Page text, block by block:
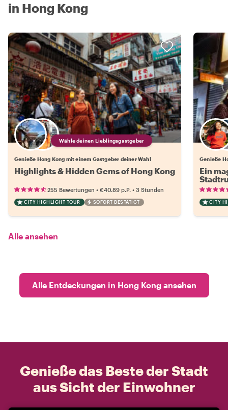
in Hong Kong
Wähle deinen Lieblingsgastgeber
Genieße Hong Kong mit einem Gastgeber deiner Wahl
Highlights & Hidden Gems of Hong Kong
255 Bewertungen • €40.89 p.P. • 3 Stunden
CITY HIGHLIGHT TOUR SOFORT BESTÄTIGT
Genieße
Ein
CITY
Alle ansehen
Alle Entdeckungen in Hong Kong ansehen
Genieße das Beste der Stadt
aus Sicht der Einwohner